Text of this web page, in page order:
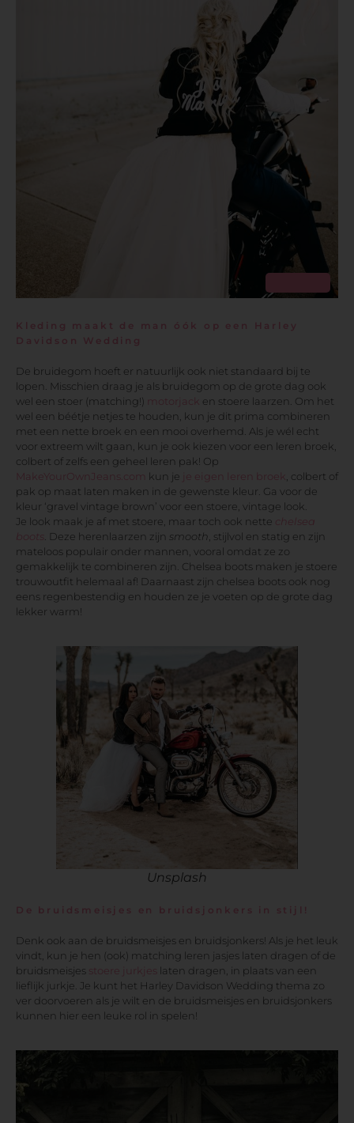
Kleding maakt de man óók op een Harley
Davidson Wedding
De bruidegom hoeft er natuurlijk ook niet standaard bij te
lopen. Misschien draag je als bruidegom op de grote dag ook
wel een stoer (matching!)
motorjack en stoere laarzen. Om het
wel een béétje netjes te houden, kun je dit prima combineren
met een nette broek en een mooi overhemd. Als je wél echt
voor extreem wilt gaan, kun je ook kiezen voor een leren broek,
colbert of zelfs een geheel leren pak! Op
MakeYourOwnJeans.com
kun je je eigen leren broek
, colbert of
pak op maat laten maken in de gewenste kleur. Ga voor de
kleur ‘gravel vintage brown’ voor een stoere, vintage look.
Je look maak je af met stoere, maar toch ook nette
chelsea
boots
. Deze herenlaarzen zijn smooth , stijlvol en statig en zijn
mateloos populair onder mannen, vooral omdat ze zo
gemakkelijk te combineren zijn. Chelsea boots maken je stoere
trouwoutfit helemaal af! Daarnaast zijn chelsea boots ook nog
eens regenbestendig en houden ze je voeten op de grote dag
lekker warm!
Unsplash
De bruidsmeisjes en bruidsjonkers in stijl!
Denk ook aan de bruidsmeisjes en bruidsjonkers! Als je het leuk
vindt, kun je hen (ook) matching leren jasjes laten dragen of de
bruidsmeisjes
stoere jurkjes
laten dragen, in plaats van een
lieflijk jurkje. Je kunt het Harley Davidson Wedding thema zo
ver doorvoeren als je wilt en de bruidsmeisjes en bruidsjonkers
kunnen hier een leuke rol in spelen!